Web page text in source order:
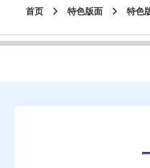
首页 特色版面 特色